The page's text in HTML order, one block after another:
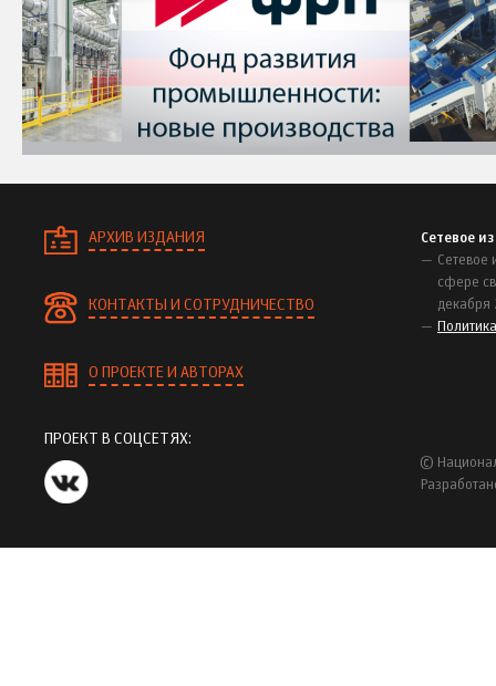
АРХИВ ИЗДАНИЯ
КОНТАКТЫ И СОТРУДНИЧЕСТВО
О ПРОЕКТЕ И АВТОРАХ
Сетевое
Сетевое
сфере
декабря
ПРОЕКТ В СОЦСЕТЯХ:
©